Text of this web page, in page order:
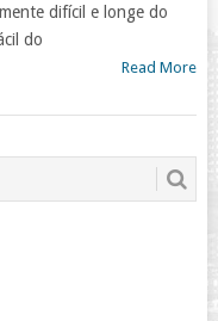
difícil e longe do
do
Read More